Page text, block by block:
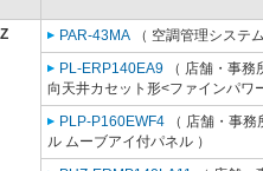
PAR-43MA （ 空調管理システ
PL-ERP140EA9 （ 店舗・事
向天井カセット形<ファインパワ
PLP-P160EWF4 （ 店舗・事
ル ムーブアイ付パネル ）